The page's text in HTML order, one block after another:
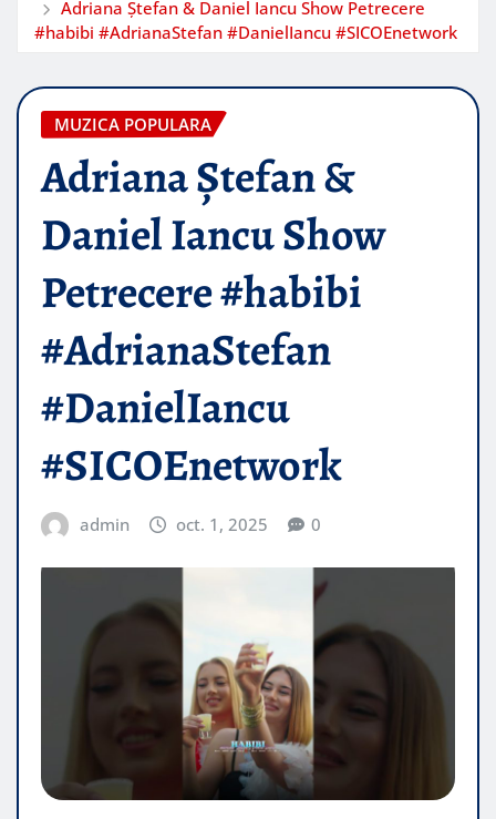
Adriana Ștefan & Daniel Iancu Show Petrecere
#habibi #AdrianaStefan #DanielIancu #SICOEnetwork
MUZICA POPULARA
Adriana Ștefan &
Daniel Iancu Show
Petrecere #habibi
#AdrianaStefan
#DanielIancu
#SICOEnetwork
admin oct. 1, 2025 0